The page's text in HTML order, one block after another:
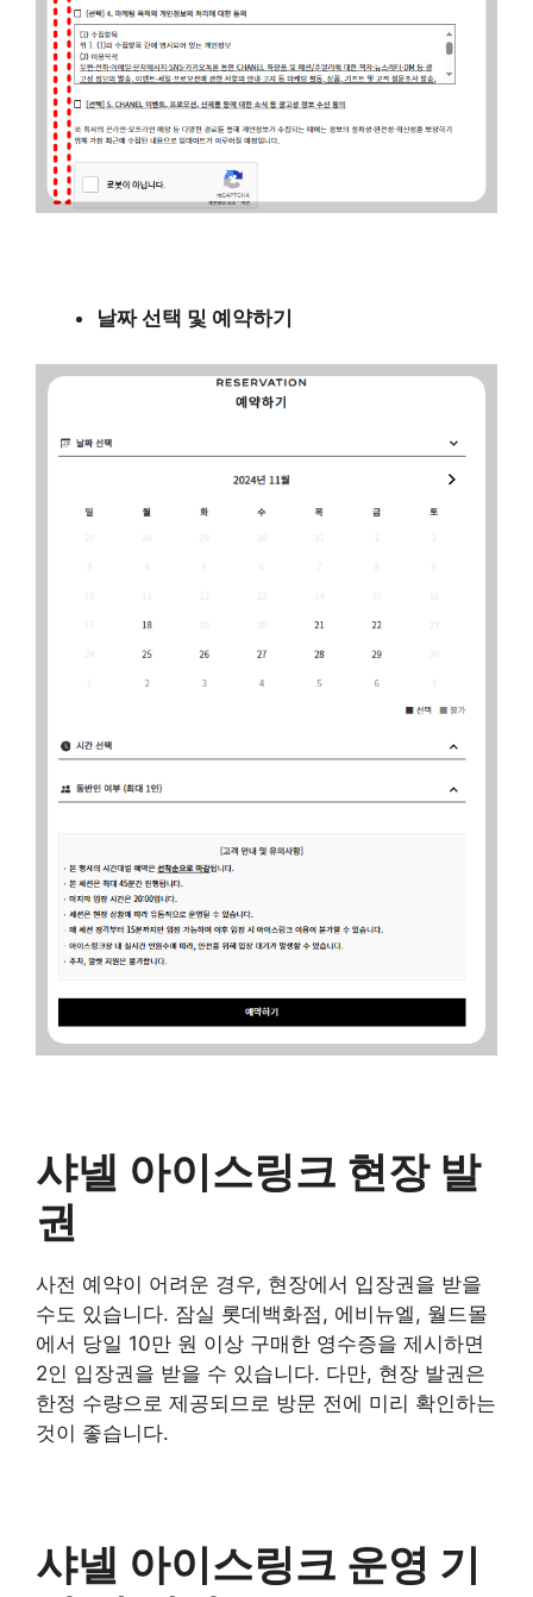
날짜 선택 및 예약하기
샤넬 아이스링크 현장 발
권
사전 예약이 어려운 경우, 현장에서 입장권을 받을
수도 있습니다. 잠실 롯데백화점, 에비뉴엘, 월드몰
에서 당일 10만 원 이상 구매한 영수증을 제시하면
2인 입장권을 받을 수 있습니다. 다만, 현장 발권은
한정 수량으로 제공되므로 방문 전에 미리 확인하는
것이 좋습니다.
샤넬 아이스링크 운영 기